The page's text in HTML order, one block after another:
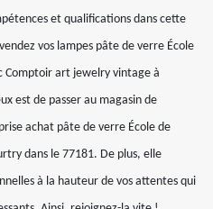
et qualifications dans cette
vos lampes pâte de verre École
Comptoir art jewelry vintage à
est de passer au magasin de
achat pâte de verre École de
dans le 77181. De plus, elle
à la hauteur de vos attentes qui